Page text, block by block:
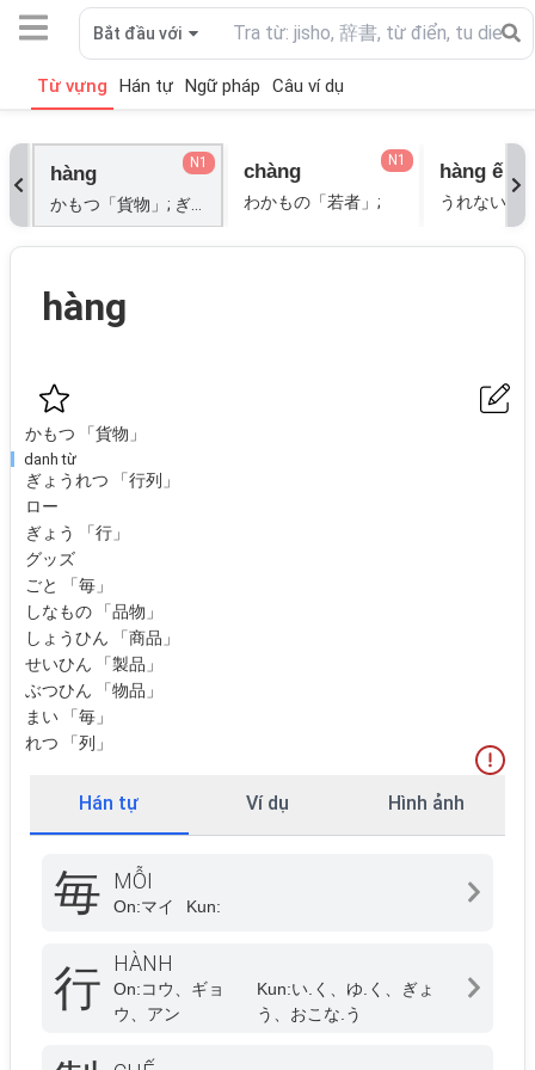
Bắt đầu với
Từ vựng Hán tự Ngữ pháp Câu ví dụ
hàng
かもつ「貨物」; ぎょう「行」; ぎょうれつ「行列」; グッズ; ごと「毎」; しなもの「品物」; しょうひん「商品」; せいひん「製品」; ぶつひん「物品」; まい「毎」; れつ「列」; ロー;
N1 chàng
わかもの「若者」;
N1 hàng ế
hàng
かもつ 「貨物」
danh từ
ぎょうれつ 「行列」
ロー
ぎょう 「行」
グッズ
ごと 「毎」
しなもの 「品物」
しょうひん 「商品」
せいひん 「製品」
ぶつひん 「物品」
まい 「毎」
れつ 「列」
Hán tự Ví dụ Hình ảnh
毎 MỖI
On:マイ Kun:
行 HÀNH
On:コウ、ギョ
ウ、アン
Kun:い.く、ゆ.く、ぎょ
う、おこな.う